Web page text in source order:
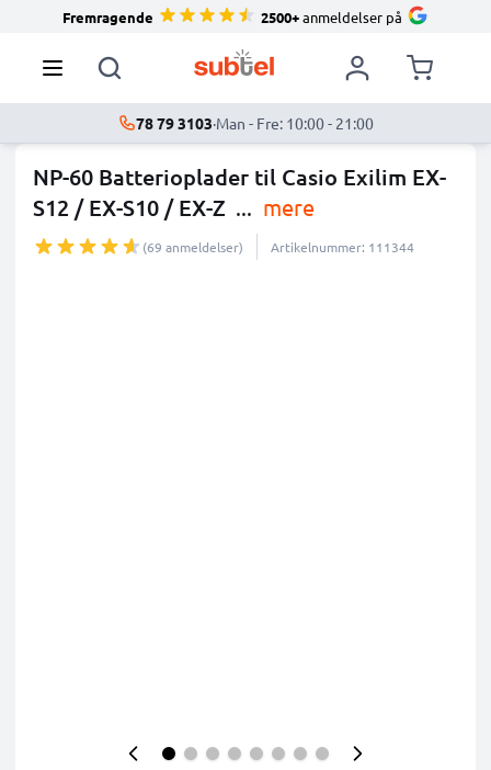
Fremragende 2500+anmeldelser på
78 79 3103·Man - Fre: 10:00 - 21:00
NP-60 Batterioplader til Casio Exilim EX-
S12 / EX-S10 / EX-Z ... mere
(69 anmeldelser) Artikelnummer: 111344